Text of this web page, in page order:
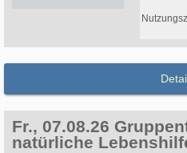
Fr., 07.08.26
natürliche